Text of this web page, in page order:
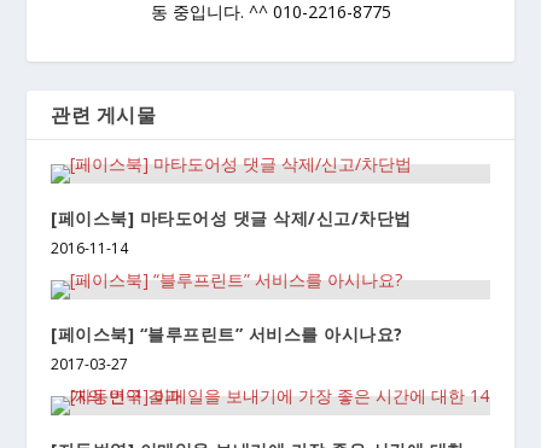
동 중입니다. ^^ 010-2216-8775
관련 게시물
[페이스북] 마타도어성 댓글 삭제/신고/차단법
2016-11-14
[페이스북] “블루프린트” 서비스를 아시나요?
2017-03-27